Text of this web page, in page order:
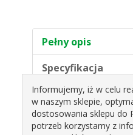
Pełny opis
Specyfikacja
PUCHARKI MINI BIAŁE
OP.20SZT PAPILART
Informujemy, iż w celu
w naszym sklepie,
dostosowania sklepu do
potrzeb korzystamy z